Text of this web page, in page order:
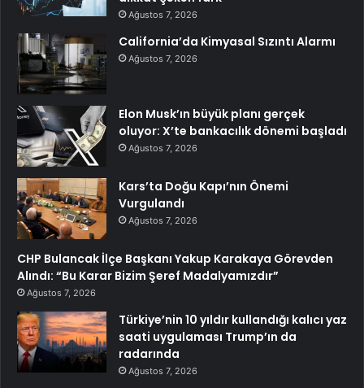
Ağustos 7, 2026
California’da Kimyasal Sızıntı Alarmı
Ağustos 7, 2026
Elon Musk’ın büyük planı gerçek
oluyor: X’te bankacılık dönemi başladı
Ağustos 7, 2026
Kars’ta Doğu Kapı’nın Önemi
Vurgulandı
Ağustos 7, 2026
CHP Bulancak İlçe Başkanı Yakup Karakaya Görevden
Alındı: “Bu Karar Bizim Şeref Madalyamızdır”
Ağustos 7, 2026
Türkiye’nin 10 yıldır kullandığı kalıcı yaz
saati uygulaması Trump’ın da
radarında
Ağustos 7, 2026